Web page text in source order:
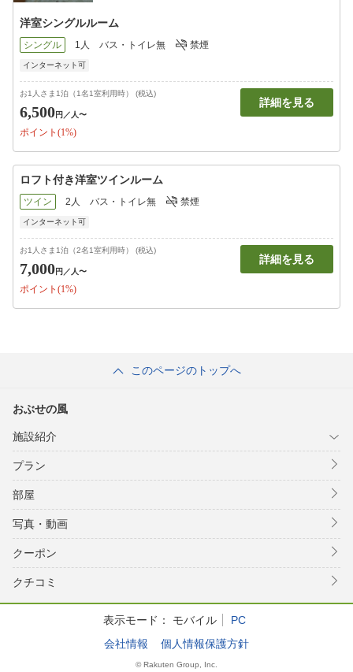
洋室シングルルーム
シングル 1人 バス・トイレ無 禁煙
インターネット可
お1人さま1泊（1名1室利用時） (税込)
6,500円 ／人〜
ポイント(1%)
詳細を見る
ロフト付き洋室ツインルーム
ツイン 2人 バス・トイレ無 禁煙
インターネット可
お1人さま1泊（2名1室利用時） (税込)
7,000円 ／人〜
ポイント(1%)
詳細を見る
このページのトップへ
おぶせの風
施設紹介
プラン
部屋
写真・動画
クーポン
クチコミ
表示モード： モバイル
PC
会社情報
個人情報保護方針
© Rakuten Group, Inc.